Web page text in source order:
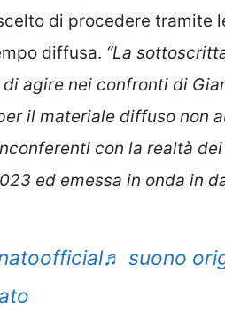
di procedere tramite
diffusa. “La
agire nei confronti di
il materiale diffuso non
con la realtà
ed emessa in onda in
♬ suono